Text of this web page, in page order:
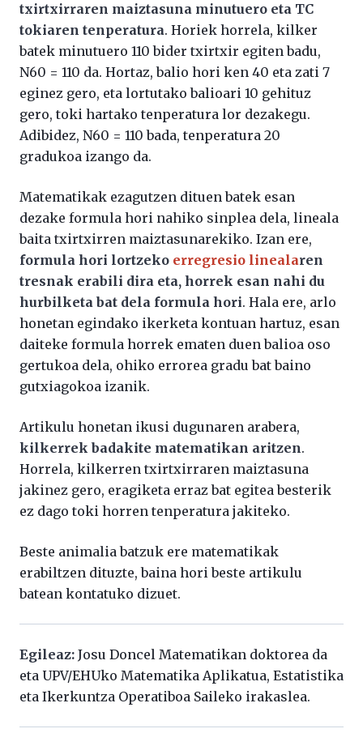
txirtxirraren maiztasuna minutuero eta TC
tokiaren tenperatura. Horiek horrela, kilker
batek minutuero 110 bider txirtxir egiten badu,
N60 = 110 da. Hortaz, balio hori ken 40 eta zati 7
eginez gero, eta lortutako balioari 10 gehituz
gero, toki hartako tenperatura lor dezakegu.
Adibidez, N60 = 110 bada, tenperatura 20
gradukoa izango da.
Matematikak ezagutzen dituen batek esan
dezake formula hori nahiko sinplea dela, lineala
baita txirtxirren maiztasunarekiko. Izan ere,
formula hori lortzeko erregresio linealaren
tresnak erabili dira eta, horrek esan nahi du
hurbilketa bat dela formula hori. Hala ere, arlo
honetan egindako ikerketa kontuan hartuz, esan
daiteke formula horrek ematen duen balioa oso
gertukoa dela, ohiko errorea gradu bat baino
gutxiagokoa izanik.
Artikulu honetan ikusi dugunaren arabera,
kilkerrek badakite matematikan aritzen.
Horrela, kilkerren txirtxirraren maiztasuna
jakinez gero, eragiketa erraz bat egitea besterik
ez dago toki horren tenperatura jakiteko.
Beste animalia batzuk ere matematikak
erabiltzen dituzte, baina hori beste artikulu
batean kontatuko dizuet.
Egileaz: Josu Doncel Matematikan doktorea da
eta UPV/EHUko Matematika Aplikatua, Estatistika
eta Ikerkuntza Operatiboa Saileko irakaslea.